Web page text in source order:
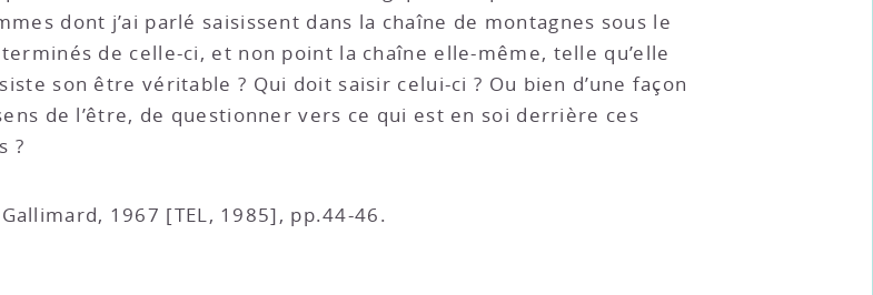
dont j’ai parlé saisissent dans la chaîne de montagnes sous le
de celle-ci, et non point la chaîne elle-même, telle qu’elle
son être véritable ? Qui doit saisir celui-ci ? Ou bien d’une façon
de l’être, de questionner vers ce qui est en soi derrière ces
?
1967 [TEL, 1985], pp.44-46.